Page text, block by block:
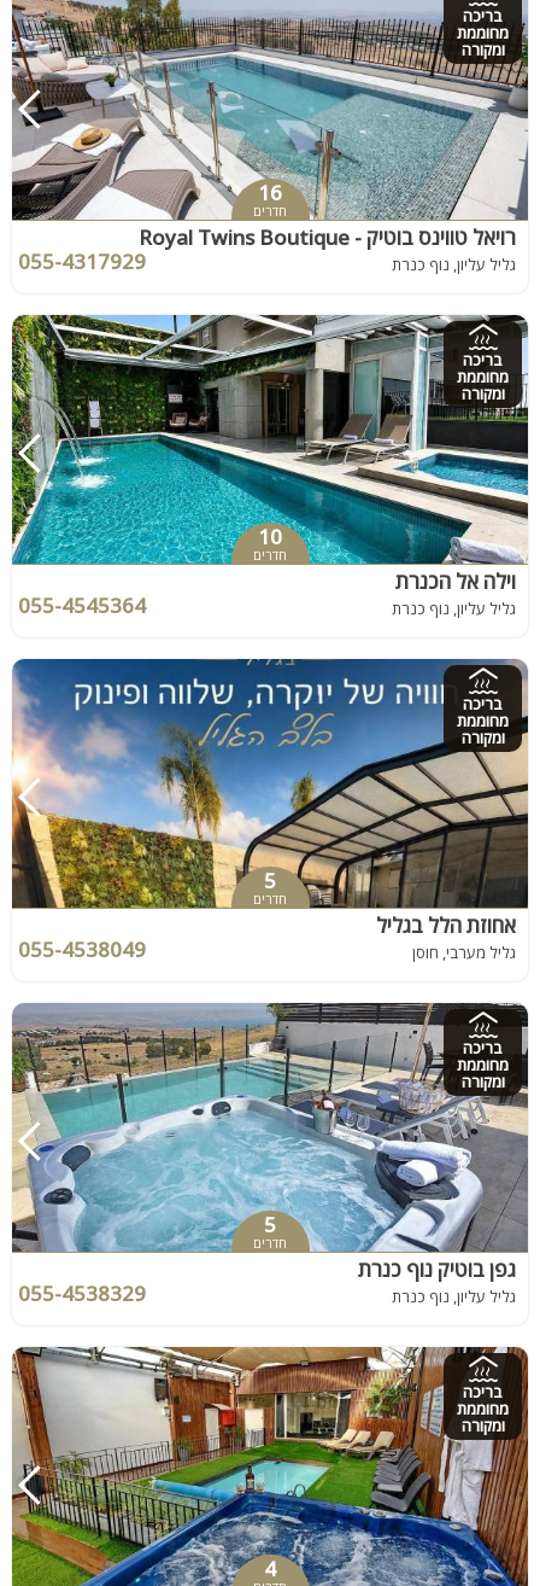
בריכה
מחוממת
ומקורה
16
חדרים
רויאל טווינס בוטיק - Royal Twins Boutique
גליל עליון, נוף כנרת 055-4317929
בריכה
מחוממת
ומקורה
10
חדרים
וילה אל הכנרת
גליל עליון, נוף כנרת 055-4545364
בריכה
מחוממת
ומקורה
5
חדרים
אחוזת הלל בגליל
גליל מערבי, חוסן 055-4538049
בריכה
מחוממת
ומקורה
5
חדרים
גפן בוטיק נוף כנרת
גליל עליון, נוף כנרת 055-4538329
בריכה
מחוממת
ומקורה
4